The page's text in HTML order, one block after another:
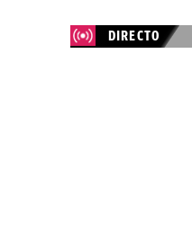
DIRECTO